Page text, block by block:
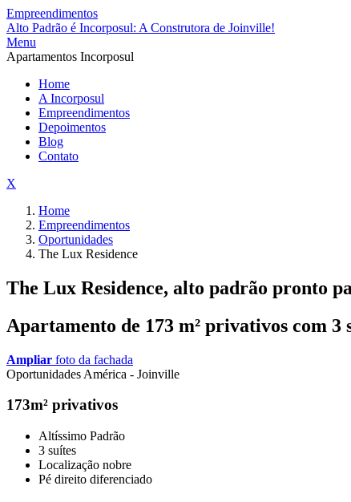
Empreendimentos
Alto Padrão é Incorposul: A Construtora de Joinville!
Menu
Apartamentos Incorposul
Home
A Incorposul
Empreendimentos
Depoimentos
Blog
Contato
X
Home
Empreendimentos
Oportunidades
The Lux Residence
The Lux Residence, alto padrão pronto
Apartamento de 173 m² privativos com 3
Ampliar foto da fachada
Oportunidades América - Joinville
173m² privativos
Altíssimo Padrão
3 suítes
Localização nobre
Pé direito diferenciado